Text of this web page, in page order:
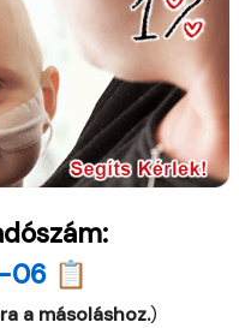
06 📋
a másoláshoz.)